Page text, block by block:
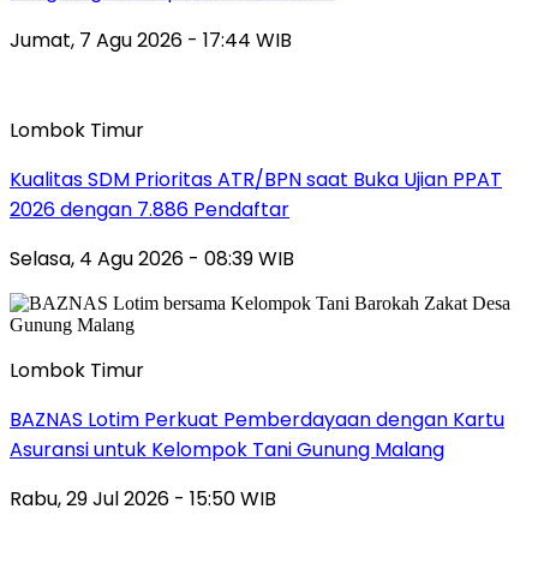
Jumat, 7 Agu 2026 - 17:44 WIB
Lombok Timur
Kualitas SDM Prioritas ATR/BPN saat Buka Ujian PPAT
2026 dengan 7.886 Pendaftar
Selasa, 4 Agu 2026 - 08:39 WIB
Lombok Timur
BAZNAS Lotim Perkuat Pemberdayaan dengan Kartu
Asuransi untuk Kelompok Tani Gunung Malang
Rabu, 29 Jul 2026 - 15:50 WIB